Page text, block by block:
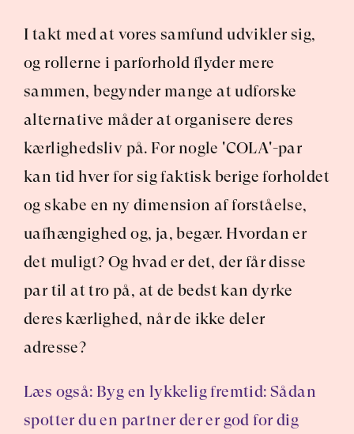
I takt med at vores samfund udvikler sig,
og rollerne i parforhold flyder mere
sammen, begynder mange at udforske
alternative måder at organisere deres
kærlighedsliv på. For nogle 'COLA'-par
kan tid hver for sig faktisk berige forholdet
og skabe en ny dimension af forståelse,
uafhængighed og, ja, begær. Hvordan er
det muligt? Og hvad er det, der får disse
par til at tro på, at de bedst kan dyrke
deres kærlighed, når de ikke deler
adresse?
Læs også: Byg en lykkelig fremtid: Sådan
spotter du en partner der er god for dig